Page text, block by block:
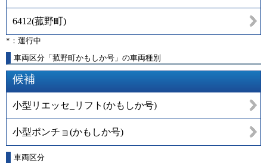
6412(菰野町)
*：運行中
車両区分「菰野町かもしか号」の車両種別
候補
小型リエッセ_リフト(かもしか号)
小型ポンチョ(かもしか号)
車両区分